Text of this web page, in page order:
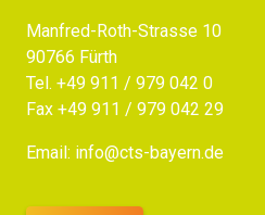
Manfred-Roth-Strasse 10
90766 Fürth
Tel. +49 911 / 979 042 0
Fax +49 911 / 979 042 29
Email: info@cts-bayern.de